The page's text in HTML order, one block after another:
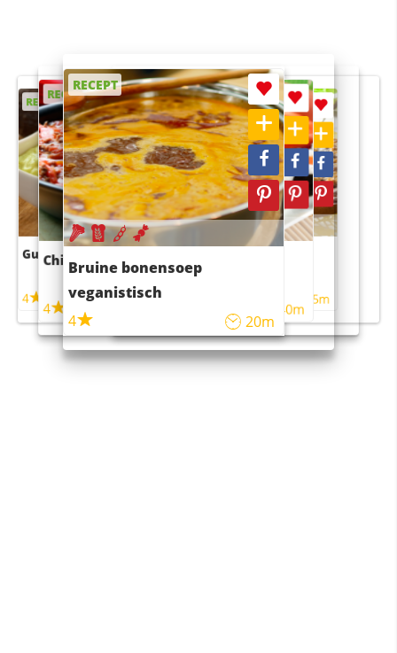
RECEPT
Guacamole
4
RECEPT
Chili con carne
4
RECEPT
Bruine bonensoep
veganistisch
4
20m
RECEPT
Sushi rijstsalade
maaltijdsalade
40m
RECEPT
4 55m